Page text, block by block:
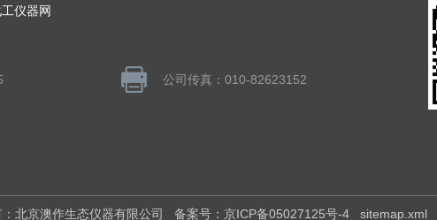
仪器网
公司传真：010-82623152
北京澳作生态仪器有限公司 备案号：京ICP备05027125号-4 sitemap.xml